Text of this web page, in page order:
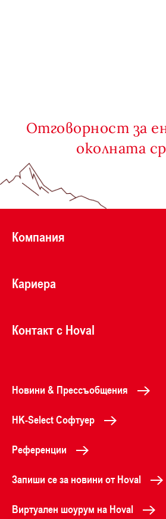
Отговорност за
околната
Компания
Кариера
Контакт с Hoval
Новини & Прессъобщения
HK-Select Софтуер
Референции
Запиши се за новини от Hoval
Виртуален шоурум на Hoval